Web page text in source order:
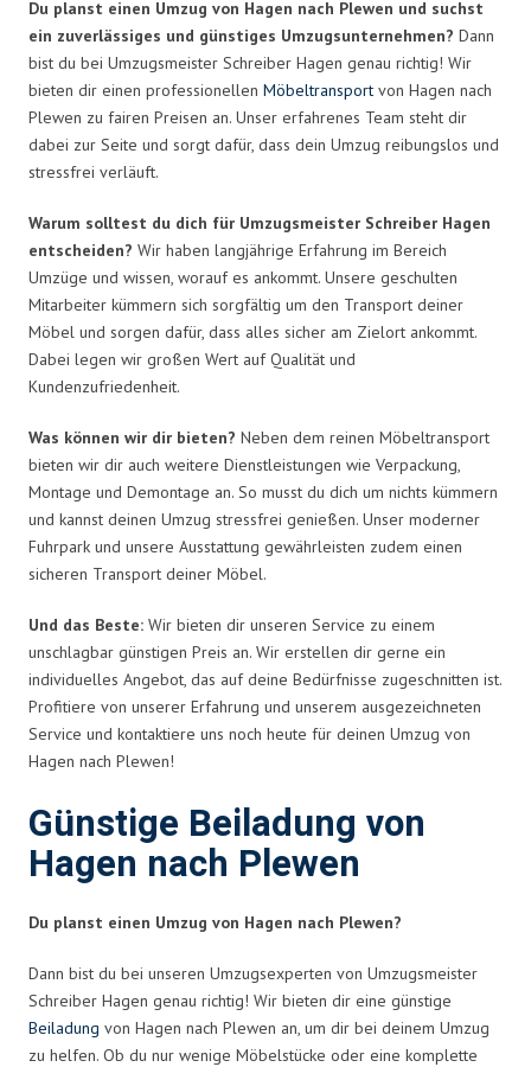
Du planst einen Umzug von Hagen nach Plewen und suchst
ein zuverlässiges und günstiges Umzugsunternehmen? Dann
bist du bei Umzugsmeister Schreiber Hagen genau richtig! Wir
bieten dir einen professionellen Möbeltransport von Hagen nach
Plewen zu fairen Preisen an. Unser erfahrenes Team steht dir
dabei zur Seite und sorgt dafür, dass dein Umzug reibungslos und
stressfrei verläuft.
Warum solltest du dich für Umzugsmeister Schreiber Hagen
entscheiden? Wir haben langjährige Erfahrung im Bereich
Umzüge und wissen, worauf es ankommt. Unsere geschulten
Mitarbeiter kümmern sich sorgfältig um den Transport deiner
Möbel und sorgen dafür, dass alles sicher am Zielort ankommt.
Dabei legen wir großen Wert auf Qualität und
Kundenzufriedenheit.
Was können wir dir bieten? Neben dem reinen Möbeltransport
bieten wir dir auch weitere Dienstleistungen wie Verpackung,
Montage und Demontage an. So musst du dich um nichts kümmern
und kannst deinen Umzug stressfrei genießen. Unser moderner
Fuhrpark und unsere Ausstattung gewährleisten zudem einen
sicheren Transport deiner Möbel.
Und das Beste: Wir bieten dir unseren Service zu einem
unschlagbar günstigen Preis an. Wir erstellen dir gerne ein
individuelles Angebot, das auf deine Bedürfnisse zugeschnitten ist.
Profitiere von unserer Erfahrung und unserem ausgezeichneten
Service und kontaktiere uns noch heute für deinen Umzug von
Hagen nach Plewen!
Günstige Beiladung von
Hagen nach Plewen
Du planst einen Umzug von Hagen nach Plewen?
Dann bist du bei unseren Umzugsexperten von Umzugsmeister
Schreiber Hagen genau richtig! Wir bieten dir eine günstige
Beiladung von Hagen nach Plewen an, um dir bei deinem Umzug
zu helfen. Ob du nur wenige Möbelstücke oder eine komplette